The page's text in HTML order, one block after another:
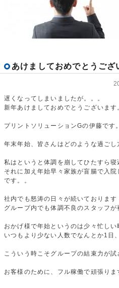
あけましておめでとうご
遅くなってしまいましたが。。。
新年あけましておめでとうございます
プリントソリューションGの伊藤です。
年末年始、皆さんはどのような過ご
私はというと体調を崩してひたすら寝
それに加え年始早々家族が盲腸で入
です。。
社内でも怒涛の日々が続いております
グループ内でも体調不良のスタッフが
おかげ様で年始というのは少々忙しい
いつもより少ない人数でなんとか1日
こういう時こそグループの結束力が試
お客様のために、フル稼働で頑張りま